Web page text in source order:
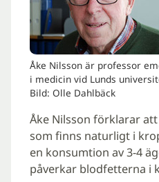
Åke Nilsson är professor
i medicin vid Lunds
Bild: Olle Dahlbäck
Åke Nilsson förklarar
som finns naturligt i
en konsumtion av 3-4
påverkar blodfetterna i